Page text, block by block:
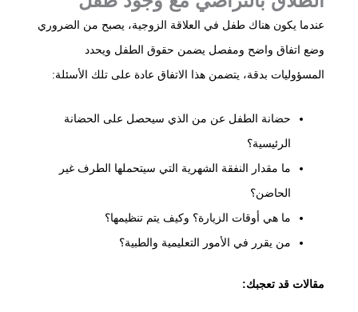
عندما يكون هناك طفل في العلاقة الزوجية، يصبح من الضروري
وضع اتفاق واضح ومفصل يضمن حقوق الطفل ويحدد
المسؤوليات بدقة، يتضمن هذا الاتفاق عادة على تلك الأسئلة:
حضانة الطفل عن من الذي سيحصل على الحضانة
الرئيسية؟
ما مقدار النفقة الشهرية التي سيتحملها الطرف غير
الحاضن؟
ما هي أوقات الزيارة؟ وكيف يتم تنظيمها؟
من يقرر في الأمور التعليمية والطبية؟
مقالات قد تعجبك: